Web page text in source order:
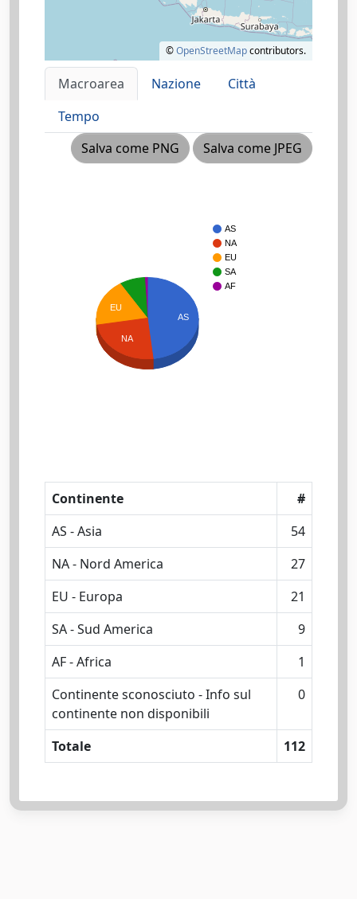
©OpenStreetMapcontributors.
Macroarea Nazione
Città
Tempo
Salva come PNG
Salva come JPEG
AS
NA
EU
SA
AF
AS
EU
NA
Continente
#
AS - Asia
54
NA - Nord America
27
EU - Europa
21
SA - Sud America
9
AF - Africa
1
Continente sconosciuto - Info sul
continente non disponibili
0
Totale 112